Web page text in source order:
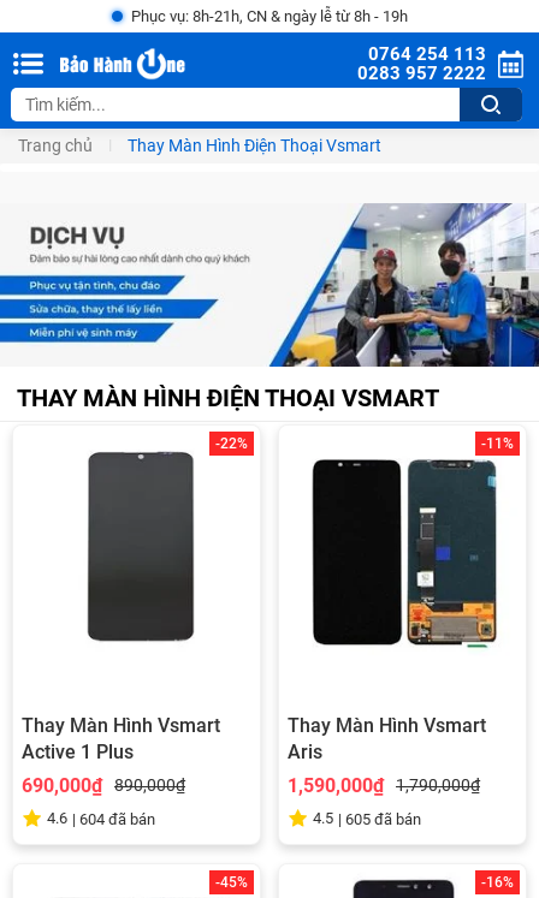
Phục vụ: 8h-21h, CN & ngày lễ từ 8h - 19h
0764 254 113
0283 957 2222
Trang chủ Thay Màn Hình Điện Thoại Vsmart
THAY MÀN HÌNH ĐIỆN THOẠI VSMART
-22%
Thay Màn Hình Vsmart
Active 1 Plus
690,000₫
890,000₫
4.6 | 604 đã bán
-11%
Thay Màn Hình Vsmart
Aris
1,590,000₫
1,790,000₫
4.5 | 605 đã bán
-45% -16%